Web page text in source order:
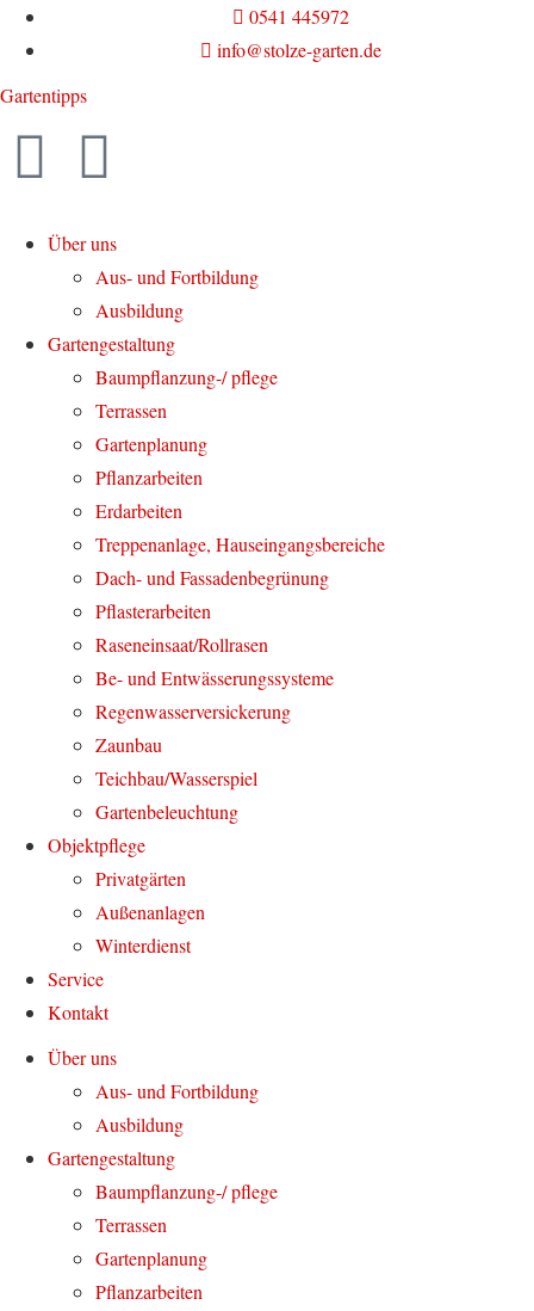
0541 445972
info@stolze-garten.de
Gartentipps
Über uns
Aus- und Fortbildung
Ausbildung
Gartengestaltung
Baumpflanzung-/ pflege
Terrassen
Gartenplanung
Pflanzarbeiten
Erdarbeiten
Treppenanlage, Hauseingangsbereiche
Dach- und Fassadenbegrünung
Pflasterarbeiten
Raseneinsaat/Rollrasen
Be- und Entwässerungssysteme
Regenwasserversickerung
Zaunbau
Teichbau/Wasserspiel
Gartenbeleuchtung
Objektpflege
Privatgärten
Außenanlagen
Winterdienst
Service
Kontakt
Über uns
Aus- und Fortbildung
Ausbildung
Gartengestaltung
Baumpflanzung-/ pflege
Terrassen
Gartenplanung
Pflanzarbeiten